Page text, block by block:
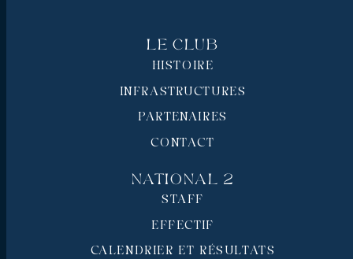
Le Club
HISTOIRE
INFRASTRUCTURES
PARTENAIRES
CONTACT
National 2
STAFF
EFFECTIF
CALENDRIER ET RÉSULTATS